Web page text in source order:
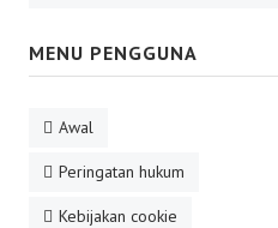
MENU PENGGUNA
Awal
Peringatan hukum
Kebijakan cookie